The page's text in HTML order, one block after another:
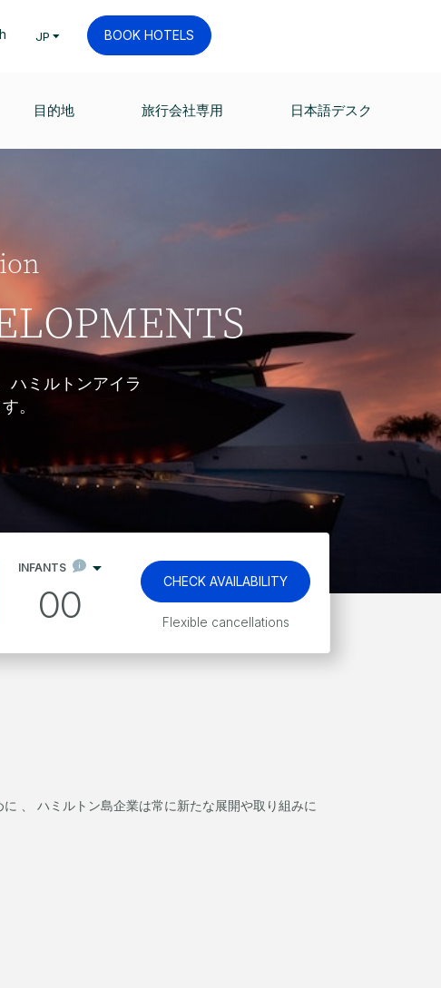
JP BOOK HOTELS
目的地 旅行会社専用 日本語デスク
ハミルトンアイラ
。
INFANTS
00
CHECK AVAILABILITY
Flexible cancellations
、 ハミルトン島企業は常に新たな展開や取り組みに